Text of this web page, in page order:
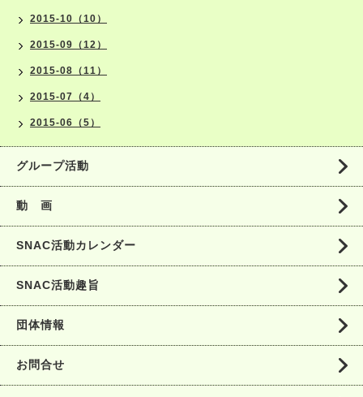
2015-10（10）
2015-09（12）
2015-08（11）
2015-07（4）
2015-06（5）
グループ活動
動 画
SNAC活動カレンダー
SNAC活動趣旨
団体情報
お問合せ